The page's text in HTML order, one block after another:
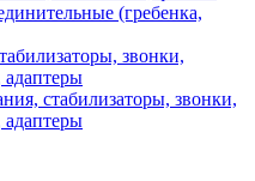
(гребенка,
звонки,
стабилизаторы, звонки,